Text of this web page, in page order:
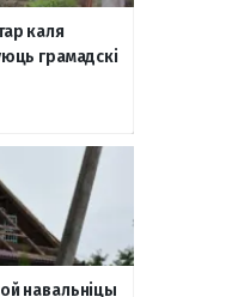
каля
грамадскі
навальніцы